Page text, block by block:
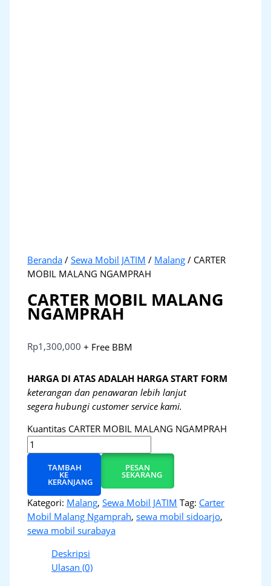
Beranda /Sewa Mobil JATIM / Malang / CARTER
MOBIL MALANG NGAMPRAH
CARTER MOBIL MALANG
NGAMPRAH
Rp1,300,000 + Free BBM
HARGA DI ATAS ADALAH HARGA START FORM
keterangan dan penawaran lebih lanjut
segera hubungi customer service kami.
Kuantitas CARTER MOBIL MALANG NGAMPRAH
TAMBAH
KE
KERANJANG
PESAN
SEKARANG
Kategori: Malang,Sewa Mobil JATIM Tag: Carter
Mobil Malang Ngamprah,sewa mobil sidoarjo,
sewa mobil surabaya
Deskripsi
Ulasan (0)